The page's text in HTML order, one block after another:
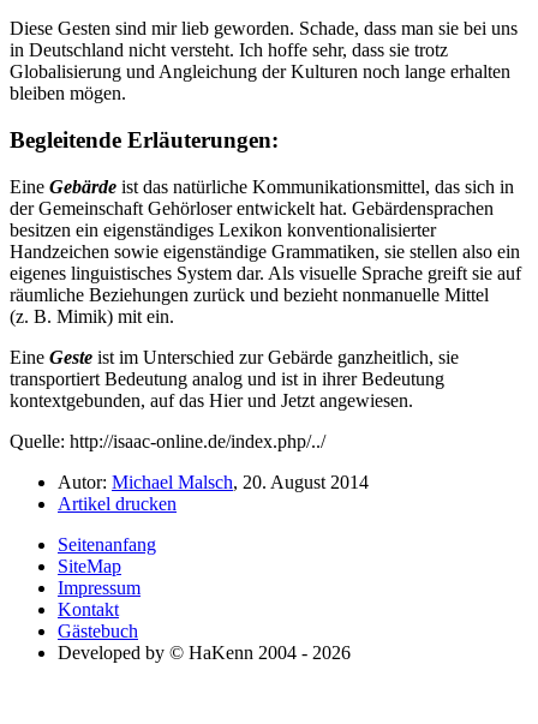
Diese Gesten sind mir lieb geworden. Schade, dass man sie bei uns
in Deutschland nicht versteht. Ich hoffe sehr, dass sie trotz
Globalisierung und Angleichung der Kulturen noch lange erhalten
bleiben mögen.
Begleitende Erläuterungen:
Eine Gebärde ist das natürliche Kommunikationsmittel, das sich in
der Gemeinschaft Gehörloser entwickelt hat. Gebärdensprachen
besitzen ein eigenständiges Lexikon konventionalisierter
Handzeichen sowie eigenständige Grammatiken, sie stellen also ein
eigenes linguistisches System dar. Als visuelle Sprache greift sie auf
räumliche Beziehungen zurück und bezieht nonmanuelle Mittel
(z. B. Mimik) mit ein.
Eine Geste ist im Unterschied zur Gebärde ganzheitlich, sie
transportiert Bedeutung analog und ist in ihrer Bedeutung
kontextgebunden, auf das Hier und Jetzt angewiesen.
Quelle: http://isaac-online.de/index.php/../
Autor: Michael Malsch, 20. August 2014
Artikel drucken
Seitenanfang
SiteMap
Impressum
Kontakt
Gästebuch
Developed by © HaKenn 2004 - 2026